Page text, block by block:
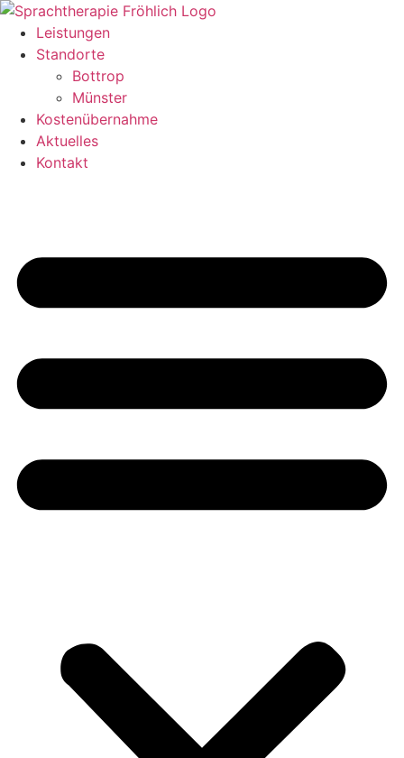
Zum
Inhalt
springen
Leistungen
Standorte
Bottrop
Münster
Kostenübernahme
Aktuelles
Kontakt